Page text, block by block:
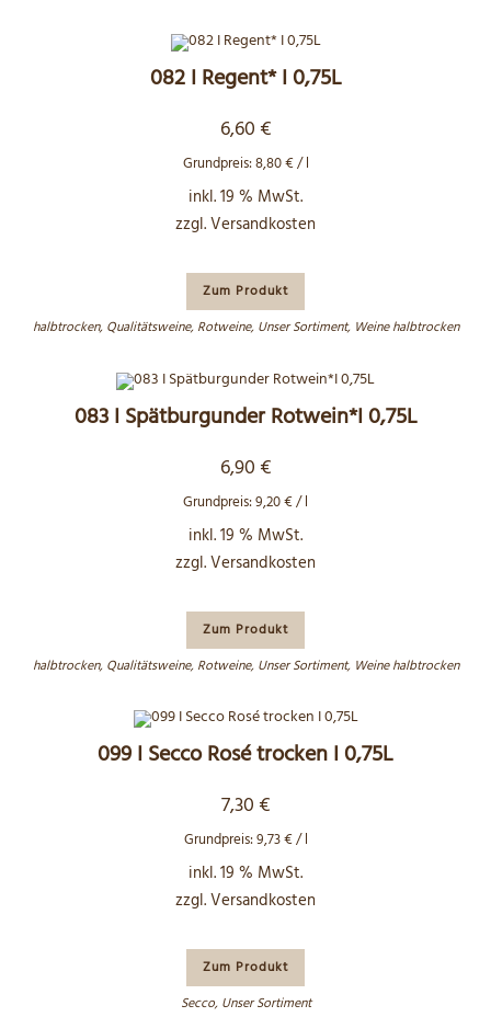
082 I Regent* I 0,75L
6,60 €
Grundpreis:8,80€/l
inkl. 19 % MwSt.
zzgl.Versandkosten
Zum Produkt
halbtrocken, Qualitätsweine, Rotweine, Unser Sortiment, Weine halbtrocken
083 I Spätburgunder Rotwein*I 0,75L
6,90 €
Grundpreis:9,20€/l
inkl. 19 % MwSt.
zzgl.Versandkosten
Zum Produkt
halbtrocken, Qualitätsweine, Rotweine, Unser Sortiment, Weine halbtrocken
099 I Secco Rosé trocken I 0,75L
7,30 €
Grundpreis:9,73€/l
inkl. 19 % MwSt.
zzgl.Versandkosten
Zum Produkt
Secco, Unser Sortiment